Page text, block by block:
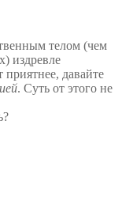
телом (чем
издревле
приятнее, давайте
. Суть от этого не